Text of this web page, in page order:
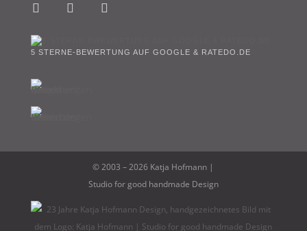
5 STERNE-BEWERTUNG AUF GOOGLE & RATEDO.DE
© 2003 – 2026 Katja Hofmann |
Studio for good handmade Design